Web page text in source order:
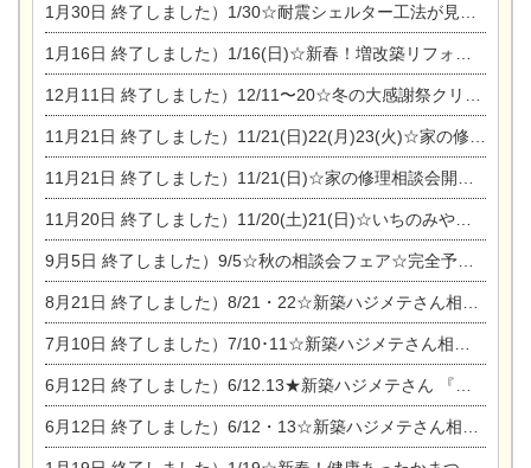
1月30日 終了しました）1/30☆耐震シェルター工法が見れる完成見学会
1月16日 終了しました）1/16(日)☆新春！増改築リフォーム&家の修理まつり
12月11日 終了しました）12/11〜20☆冬の大感謝祭クリスマス相談会開催
11月21日 終了しました）11/21(日)22(月)23(火)☆家の修理まつり＆増改築リフォーム相談会
11月21日 終了しました）11/21(日)☆家の修理相談会開催 in 扶桑オークビレッジ
11月20日 終了しました）11/20(土)21(日)☆いちのみや逸品市に出店します【ひのきのバラ販売】
9月5日 終了しました）9/5☆秋の相談会フェア☆完全予約制
8月21日 終了しました）8/21・22☆新築ハジメテさん相談会 『集まれ！農地に家を建てたい人！』
7月10日 終了しました）7/10･11☆新築ハジメテさん相談会 『集まれ！農地に家を建てたい人！』完全予約制
6月12日 終了しました）6/12.13★新築ハジメテさん 『木の家 現場体感見学会』
6月12日 終了しました）6/12・13☆新築ハジメテさん相談会『今ある土地に家を建てる際の注意点』